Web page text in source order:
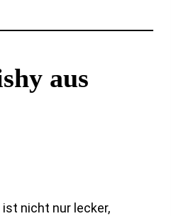
aus
nicht nur lecker,